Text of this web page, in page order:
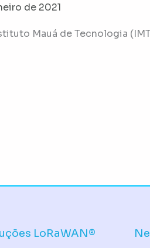
de 2021
Mauá de Tecnologia
LoRaWAN®